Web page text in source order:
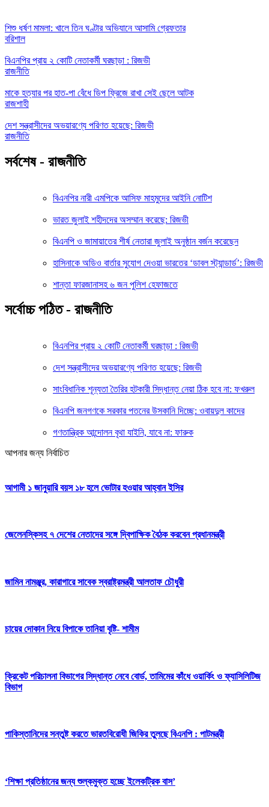
শিশু ধর্ষণ মামলা: খালে তিন ঘণ্টার অভিযানে আসামি গ্রেফতার
বরিশাল
বিএনপির প্রায় ২ কোটি নেতাকর্মী ঘরছাড়া : রিজভী
রাজনীতি
মাকে হত্যার পর হাত-পা বেঁধে ডিপ ফ্রিজে রাখা সেই ছেলে আটক
রাজশাহী
দেশ সন্ত্রাসীদের অভয়ারণ্যে পরিণত হয়েছে: রিজভী
রাজনীতি
সর্বশেষ - রাজনীতি
বিএনপির নারী এমপিকে আসিফ মাহমুদের আইনি নোটিশ
ভারত জুলাই শহীদদের অসম্মান করেছে: রিজভী
বিএনপি ও জামায়াতের শীর্ষ নেতারা জুলাই অনুষ্ঠান বর্জন করেছেন
হাসিনাকে অডিও বার্তার সুযোগ দেওয়া ভারতের ‘ডাবল স্ট্যান্ডার্ড’: রিজভী
শান্তা ফারজানাসহ ৬ জন পুলিশ হেফাজতে
সর্বোচ্চ পঠিত - রাজনীতি
বিএনপির প্রায় ২ কোটি নেতাকর্মী ঘরছাড়া : রিজভী
দেশ সন্ত্রাসীদের অভয়ারণ্যে পরিণত হয়েছে: রিজভী
সাংবিধানিক শূন্যতা তৈরির হটকারী সিদ্ধান্ত নেয়া ঠিক হবে না: ফখরুল
বিএনপি জনগণকে সরকার পতনের উসকানি দিচ্ছে: ওবায়দুল কাদের
গণতান্ত্রিক আন্দোলন বৃথা যাইনি, যাবে না: ফারুক
আপনার জন্য নির্বাচিত
আগামী ১ জানুয়ারি বয়স ১৮ হলে ভোটার হওয়ার আহ্বান ইসির
জেলেনস্কিসহ ৭ দেশের নেতাদের সঙ্গে দ্বিপাক্ষিক বৈঠক করবেন প্রধানমন্ত্রী
জামিন নামঞ্জুর, কারাগারে সাবেক স্বরাষ্ট্রমন্ত্রী আলতাফ চৌধুরী
চায়ের দোকান নিয়ে বিপাকে তানিয়া বৃষ্টি- শামীম
ক্রিকেট পরিচালনা বিভাগের সিদ্ধান্ত নেবে বোর্ড, তামিমের কাঁধে ওয়ার্কিং ও ফ্যাসিলিটিজ
বিভাগ
পাকিস্তানিদের সন্তুষ্ট করতে ভারতবিরোধী জিকির তুলছে বিএনপি : পাটমন্ত্রী
‘শিক্ষা প্রতিষ্ঠানের জন্য শুল্কমুক্ত হচ্ছে ইলেকট্রিক বাস’